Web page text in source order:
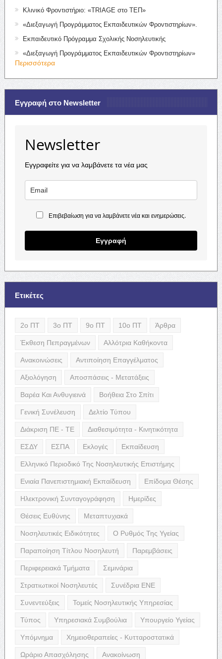
Κλινικό Φροντιστήριο: «TRIAGE στο ΤΕΠ»
«Διεξαγωγή Προγράμματος Εκπαιδευτικών Φροντιστηρίων».
Εκπαιδευτικό Πρόγραμμα Σχολικής Νοσηλευτικής
«Διεξαγωγή Προγράμματος Εκπαιδευτικών Φροντιστηρίων»
Περισσότερα
Εγγραφή στο Newsletter
Newsletter
Εγγραφείτε για να λαμβάνετε τα νέα μας
Επιβεβαίωση για να λαμβάνετε νέα και ενημερώσεις.
Εγγραφή
Ετικέτες
2ο ΠΤ 3ο ΠΤ 9ο ΠΤ 10ο ΠΤ Άρθρα
Έκθεση Πεπραγμένων Αλλότρια Καθήκοντα
Ανακοινώσεις Αντιποίηση Επαγγέλματος
Αξιολόγηση Αποσπάσεις - Μετατάξεις
Βαρέα Και Ανθυγιεινά Βοήθεια Στο Σπίτι
Γενική Συνέλευση Δελτίο Τύπου
Διάκριση ΠΕ - ΤΕ Διαθεσιμότητα - Κινητικότητα
ΕΣΔΥ ΕΣΠΑ Εκλογές Εκπαίδευση
Ελληνικό Περιοδικό Της Νοσηλευτικής Επιστήμης
Ενιαία Πανεπιστημιακή Εκπαίδευση Επίδομα Θέσης
Ηλεκτρονική Συνταγογράφηση Ημερίδες
Θέσεις Ευθύνης Μεταπτυχιακά
Νοσηλευτικές Ειδικότητες Ο Ρυθμός Της Υγείας
Παραποίηση Τίτλου Νοσηλευτή Παρεμβάσεις
Περιφερειακά Τμήματα Σεμινάρια
Στρατιωτικοί Νοσηλευτές Συνέδρια ΕΝΕ
Συνεντεύξεις Τομείς Νοσηλευτικής Υπηρεσίας
Τύπος Υπηρεσιακά Συμβούλια Υπουργείο Υγείας
Υπόμνημα Χημειοθεραπείες - Κυτταροστατικά
Ωράριο Απασχόλησης Ανακοίνωση